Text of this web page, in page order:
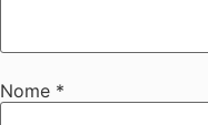
Nome *